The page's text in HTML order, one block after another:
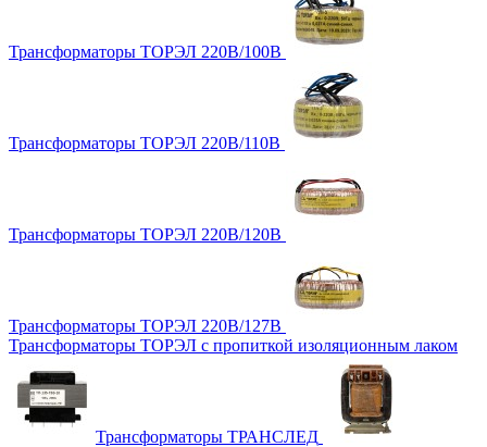
Трансформаторы ТОРЭЛ 220В/100В
Трансформаторы ТОРЭЛ 220В/110В
Трансформаторы ТОРЭЛ 220В/120В
Трансформаторы ТОРЭЛ 220В/127В
Трансформаторы ТОРЭЛ с пропиткой изоляционным лаком
Трансформаторы ТРАНСЛЕД